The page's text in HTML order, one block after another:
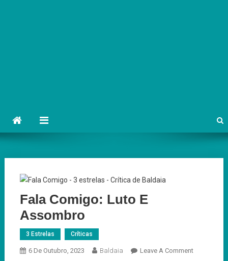
Fala Comigo: Luto E
Assombro
3 Estrelas Críticas
6 De Outubro, 2023 Baldaia Leave A CommentOn